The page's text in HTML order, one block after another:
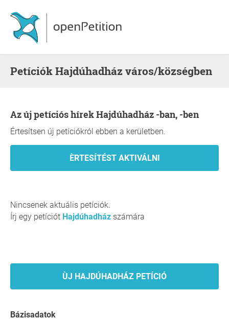
Petíciók Hajdúhadház város/községben
Az új petíciós hírek Hajdúhadház -ban, -ben
Értesítsen új petíciókról ebben a kerületben.
Nincsenek aktuális petíciók.
Írj egy petíciót Hajdúhadház számára
ÙJ HAJDÚHADHÁZ PETÍCIÓ
Bázisadatok